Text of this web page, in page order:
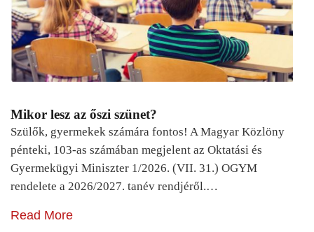
Mikor lesz az őszi szünet?
Szülők, gyermekek számára fontos! A Magyar Közlöny
pénteki, 103-as számában megjelent az Oktatási és
Gyermekügyi Miniszter 1/2026. (VII. 31.) OGYM
rendelete a 2026/2027. tanév rendjéről.…
Read More